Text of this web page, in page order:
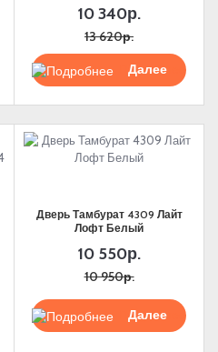
10 340р.
13 620р.
Подробнее
Дверь Тамбурат 4309 Лайт
Лофт Белый
10 550р.
10 950р.
Подробнее